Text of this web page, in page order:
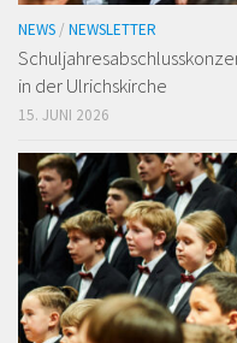
NEWS / NEWSLETTER
in der Ulrichskirche
15. JUNI 2026